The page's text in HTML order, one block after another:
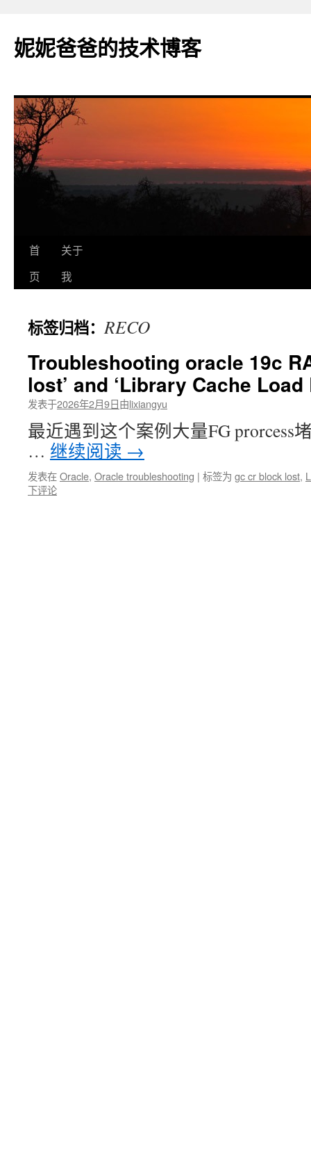
妮妮爸爸的技术博客
跳
文
首
页
关于
我
标签归档：RECO
Troubleshooting oracle 19c
lost’ and ‘Library Cache Load
发表于2026年2月9日由lixiangyu
最近遇到这个案例大量FG prorcess
… 继续阅读 →
发表在Oracle, Oracle troubleshooting | 标签为 gc cr block lost,
下评论